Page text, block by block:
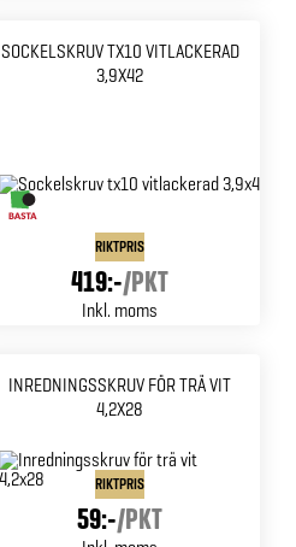
SOCKELSKRUV TX10 VITLACKERAD
3,9X42
RIKTPRIS
419:-/PKT
Inkl. moms
INREDNINGSSKRUV FÖR TRÄ VIT
4,2X28
RIKTPRIS
59:-/PKT